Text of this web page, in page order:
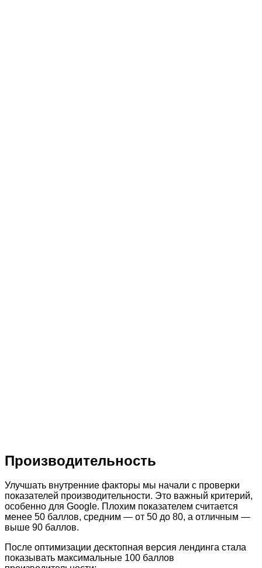
Производительность
Улучшать внутренние факторы мы начали с проверки
показателей производительности. Это важный критерий,
особенно для Google. Плохим показателем считается
менее 50 баллов, средним — от 50 до 80, а отличным —
выше 90 баллов.
После оптимизации десктопная версия лендинга стала
показывать максимальные 100 баллов